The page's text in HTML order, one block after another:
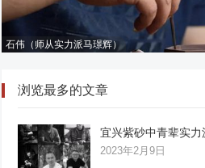
石伟（师从实力派马璟辉）
浏览最多的文章
宜兴紫砂中青辈实力
2023年2月9日